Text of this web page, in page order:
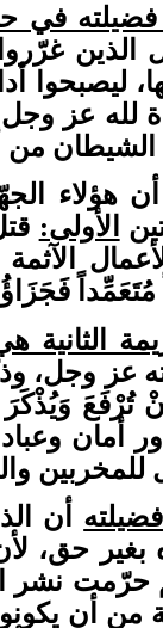
في
الذين
ليصبحوا
لله عز وجل
من
أن هؤلاء
الأولى:
مُتَعَمِّداً
الثانية
عز وجل،
أَنْ تُرْفَعَ
أمان
للمخربين
أن
بغير حق،
نشر
من أن